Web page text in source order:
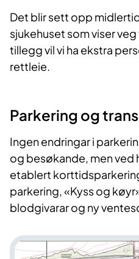
Det blir sett opp
sjukehuset som viser
tillegg vil vi ha ekstra
rettleie.
Parkering og
Ingen endringar i
og besøkande, men ved
etablert
parkering, «Kyss og
blodgivarar og ny